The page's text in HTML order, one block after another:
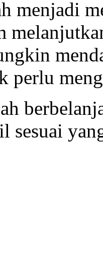
menjadi
perlu
sesuai